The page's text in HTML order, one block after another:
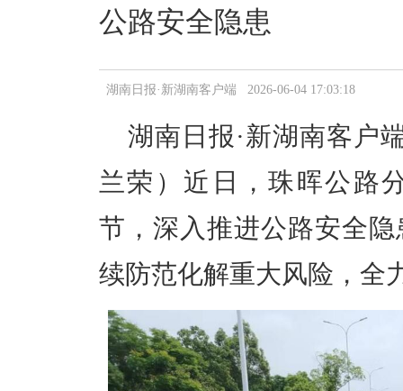
公路安全隐患
湖南日报·新湖南客户端 2026-06-04 17:03:18
湖南日报·新湖南客户
兰荣）近日，珠晖公路
节，深入推进公路安全
续防范化解重大风险，全